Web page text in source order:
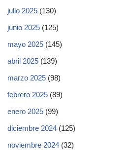
julio 2025 (130)
junio 2025 (125)
mayo 2025 (145)
abril 2025 (139)
marzo 2025 (98)
febrero 2025 (89)
enero 2025 (99)
diciembre 2024 (125)
noviembre 2024 (32)